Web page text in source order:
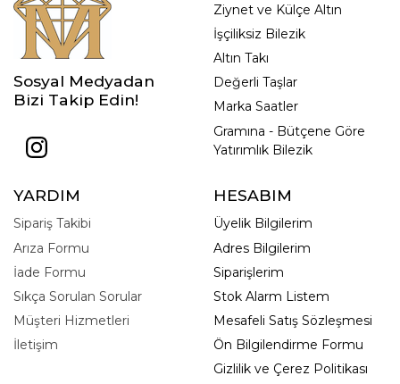
Sosyal Medyadan
Bizi Takip Edin!
Ziynet ve Külçe Altın
İşçiliksiz Bilezik
Altın Takı
Değerli Taşlar
Marka Saatler
Gramına - Bütçene Göre
Yatırımlık Bilezik
YARDIM
Sipariş Takibi
Arıza Formu
İade Formu
Sıkça Sorulan Sorular
Müşteri Hizmetleri
İletişim
HESABIM
Üyelik Bilgilerim
Adres Bilgilerim
Siparişlerim
Stok Alarm Listem
Mesafeli Satış Sözleşmesi
Ön Bilgilendirme Formu
Gizlilik ve Çerez Politikası